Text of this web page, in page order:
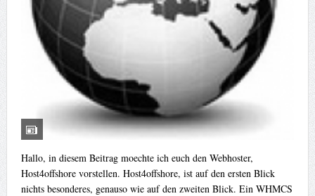
Hallo, in diesem Beitrag moechte ich euch den Webhoster,
Host4offshore vorstellen. Host4offshore, ist auf den ersten Blick
nichts besonderes, genauso wie auf den zweiten Blick. Ein WHMCS